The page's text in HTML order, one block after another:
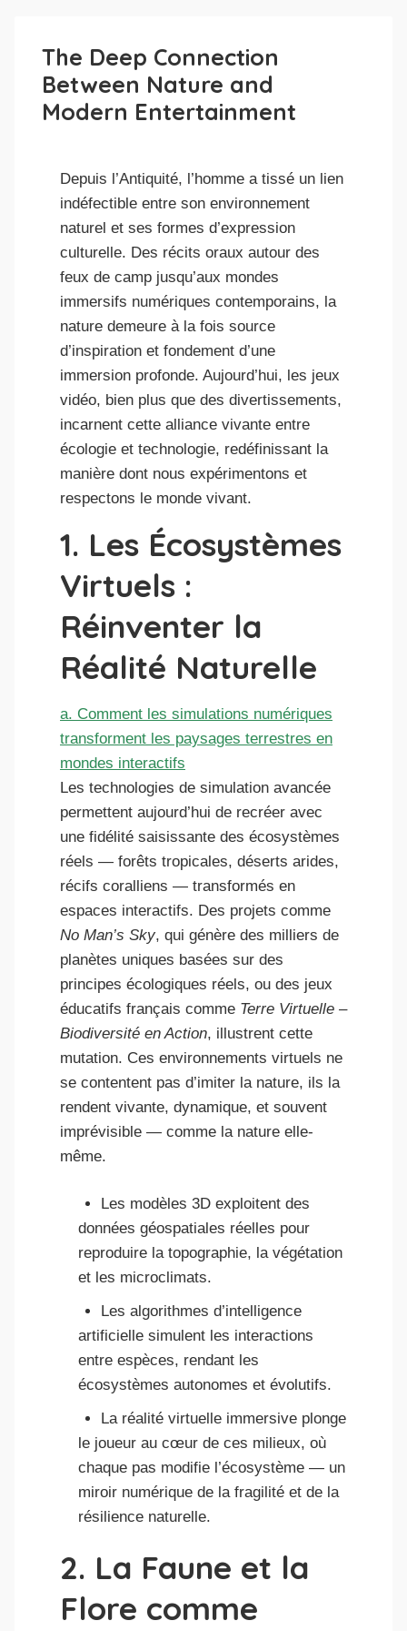
The Deep Connection
Between Nature and
Modern Entertainment
Depuis l’Antiquité, l’homme a tissé un lien
indéfectible entre son environnement
naturel et ses formes d’expression
culturelle. Des récits oraux autour des
feux de camp jusqu’aux mondes
immersifs numériques contemporains, la
nature demeure à la fois source
d’inspiration et fondement d’une
immersion profonde. Aujourd’hui, les jeux
vidéo, bien plus que des divertissements,
incarnent cette alliance vivante entre
écologie et technologie, redéfinissant la
manière dont nous expérimentons et
respectons le monde vivant.
1. Les Écosystèmes
Virtuels :
Réinventer la
Réalité Naturelle
a. Comment les simulations numériques
transforment les paysages terrestres en
mondes interactifs
Les technologies de simulation avancée
permettent aujourd’hui de recréer avec
une fidélité saisissante des écosystèmes
réels — forêts tropicales, déserts arides,
récifs coralliens — transformés en
espaces interactifs. Des projets comme
No Man’s Sky, qui génère des milliers de
planètes uniques basées sur des
principes écologiques réels, ou des jeux
éducatifs français comme Terre Virtuelle –
Biodiversité en Action, illustrent cette
mutation. Ces environnements virtuels ne
se contentent pas d’imiter la nature, ils la
rendent vivante, dynamique, et souvent
imprévisible — comme la nature elle-
même.
Les modèles 3D exploitent des
données géospatiales réelles pour
reproduire la topographie, la végétation
et les microclimats.
Les algorithmes d’intelligence
artificielle simulent les interactions
entre espèces, rendant les
écosystèmes autonomes et évolutifs.
La réalité virtuelle immersive plonge
le joueur au cœur de ces milieux, où
chaque pas modifie l’écosystème — un
miroir numérique de la fragilité et de la
résilience naturelle.
2. La Faune et la
Flore comme